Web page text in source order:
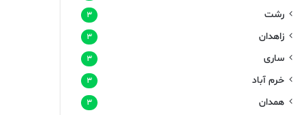
رشت ۳
زاهدان ۳
ساری ۳
خرم آباد ۳
همدان ۳